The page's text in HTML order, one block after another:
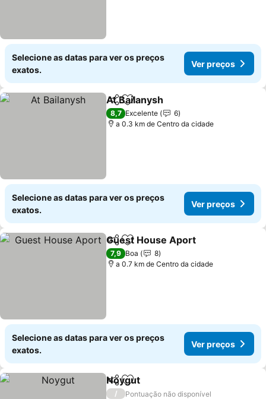
Selecione as datas para ver os preços
exatos.
Ver preços
PartilharAdicionar aos favoritos
At Bailanysh
8,7 Excelente
6
a 0.3 km de Centro da cidade
Selecione as datas para ver os preços
exatos.
Ver preços
PartilharAdicionar aos favoritos
Guest House Aport
7,9 Boa
8
a 0.7 km de Centro da cidade
Selecione as datas para ver os preços
exatos.
Ver preços
PartilharAdicionar aos favoritos
Noygut
/
Pontuação não disponível